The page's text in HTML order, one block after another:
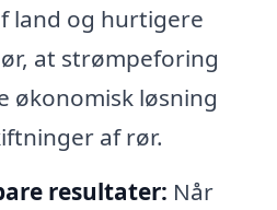
land og hurtigere
at strømpeforing
økonomisk løsning
af rør.
resultater: Når